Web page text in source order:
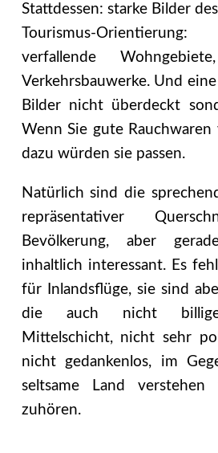
Stattdessen: starke Bilder
Tourismus-
verfallende
Verkehrsbauwerke. Und
Bilder nicht überdeckt
Wenn Sie gute
dazu würden sie passen.
Natürlich sind die
repräsentativer
Bevölkerung, aber
inhaltlich interessant. Es
für Inlandsflüge, sie sind
die auch nicht billige
Mittelschicht, nicht sehr
nicht gedankenlos, im
seltsame Land
zuhören.